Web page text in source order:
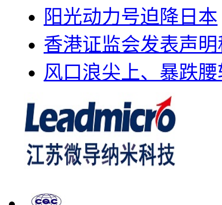
阳光动力号迫降日本
香港证监会发表声
风口浪尖上、暴跌